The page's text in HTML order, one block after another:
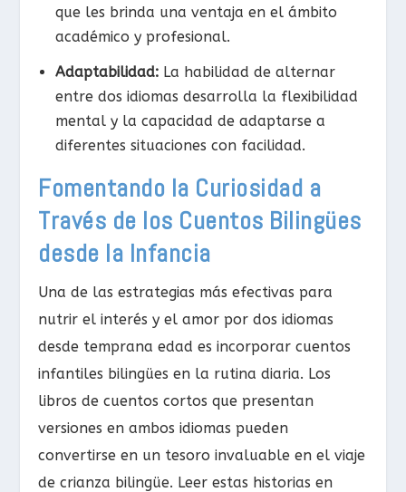
que les brinda una ventaja en el ámbito
académico y profesional.
Adaptabilidad: La habilidad de alternar
entre dos idiomas desarrolla la flexibilidad
mental y la capacidad de adaptarse a
diferentes situaciones con facilidad.
Fomentando la Curiosidad a
Través de los Cuentos Bilingües
desde la Infancia
Una de las estrategias más efectivas para
nutrir el interés y el amor por dos idiomas
desde temprana edad es incorporar cuentos
infantiles bilingües en la rutina diaria. Los
libros de cuentos cortos que presentan
versiones en ambos idiomas pueden
convertirse en un tesoro invaluable en el viaje
de crianza bilingüe. Leer estas historias en